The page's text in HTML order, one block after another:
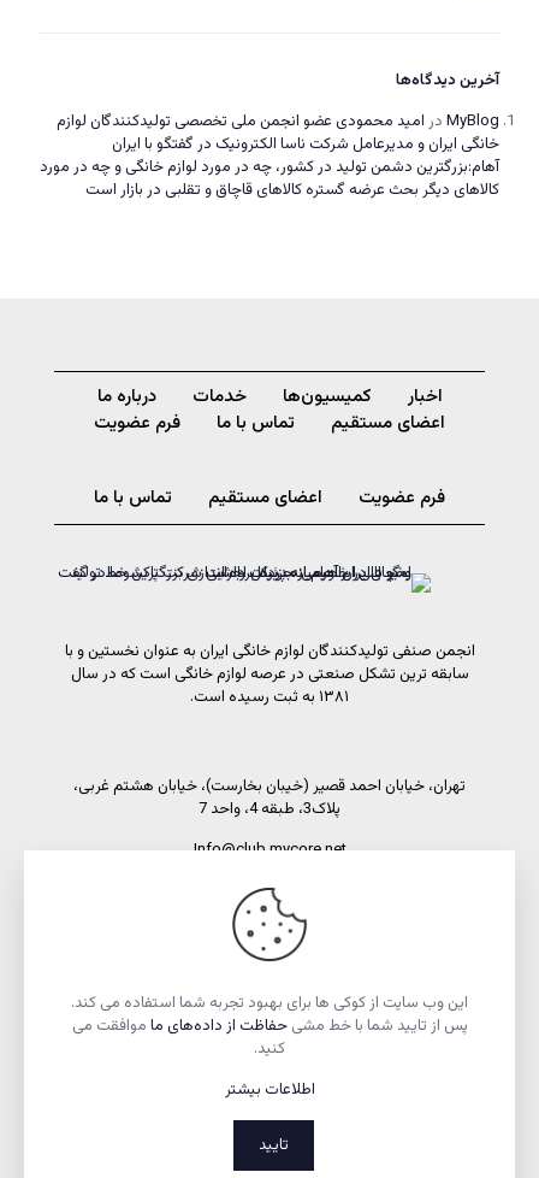
آخرین دیدگاه‌ها
MyBlog در امید محمودی عضو انجمن ملی تخصصی تولیدکنندگان لوازم
خانگی ایران و مدیرعامل شرکت ناسا الکترونیک در گفتگو با ایران
آهام:بزرگترین دشمن تولید در کشور، چه در مورد لوازم خانگی و چه در مورد
کالاهای دیگر بحث عرضه گستره کالاهای قاچاق و تقلبی در بازار است
اخبار کمیسیون‌ها خدمات
درباره ما
اعضای مستقیم
تماس با ما فرم عضویت
فرم عضویت اعضای مستقیم تماس با ما
انجمن صنفی تولیدکنندگان لوازم خانگی ایران به عنوان نخستین و با
سابقه ترین تشکل صنعتی در عرصه لوازم خانگی است که در سال
۱۳۸۱ به ثبت رسیده است.
تهران، خیابان احمد قصیر (خیبان بخارست)، خیابان هشتم غربی،
پلاک3، طبقه 4، واحد 7
Info@club.mycore.net
شماره تماس: 02191089450
شماره فاکس: 02188521269
تمام حقوق مادی و معنوی این وبسایت متعلق به انجمن صنفی
این وب سایت از کوکی ها برای بهبود تجربه شما استفاده می کند.
پس از تایید شما با خط مشیحفاظت از داده‌های ما موافقت می
کنید.
اطلاعات بیشتر
تایید